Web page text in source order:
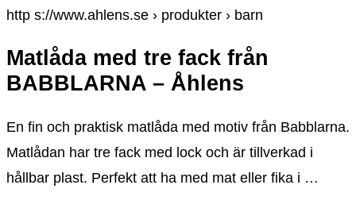
http s://www.ahlens.se › produkter › barn
Matlåda med tre fack från
BABBLARNA – Åhlens
En fin och praktisk matlåda med motiv från Babblarna.
Matlådan har tre fack med lock och är tillverkad i
hållbar plast. Perfekt att ha med mat eller fika i …